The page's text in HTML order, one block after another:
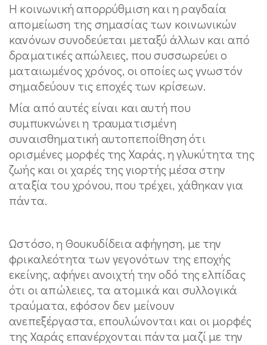
Η κοινωνική απορρύθμιση και η ραγδαία
απομείωση της σημασίας των κοινωνικών
κανόνων συνοδεύεται μεταξύ άλλων και από
δραματικές απώλειες, που συσσωρεύει ο
ματαιωμένος χρόνος, οι οποίες ως γνωστόν
σημαδεύουν τις εποχές των κρίσεων.
Μία από αυτές είναι και αυτή που
συμπυκνώνει η τραυματισμένη
συναισθηματική αυτοπεποίθηση ότι
ορισμένες μορφές της Χαράς, η γλυκύτητα της
ζωής και οι χαρές της γιορτής μέσα στην
αταξία του χρόνου, που τρέχει, χάθηκαν για
πάντα.
Ωστόσο, η Θουκυδίδεια αφήγηση, με την
φρικαλεότητα των γεγονότων της εποχής
εκείνης, αφήνει ανοιχτή την οδό της ελπίδας
ότι οι απώλειες, τα ατομικά και συλλογικά
τραύματα, εφόσον δεν μείνουν
ανεπεξέργαστα, επουλώνονται και οι μορφές
της Χαράς επανέρχονται πάντα μαζί με την